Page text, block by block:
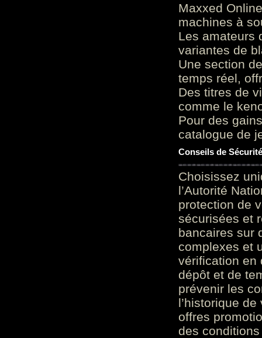
Maxxed
machines à
Les amateurs
variantes de
Une section
temps réel,
Des titres de
comme le
Pour des
catalogue de
Conseils de
Choisissez
l’Autorité
protection de
sécurisées et
bancaires sur
complexes et
vérification en
dépôt et de
prévenir les
l’historique
offres
des